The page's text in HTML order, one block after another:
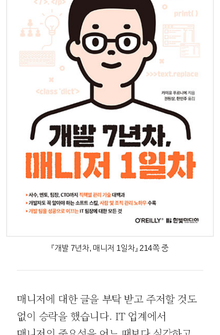
『개발 7년차, 매니저 1일차』 214쪽 중
매니저에 대한 글을 부탁 받고 주저할 것도
없이 승락을 했습니다. IT 업계에서